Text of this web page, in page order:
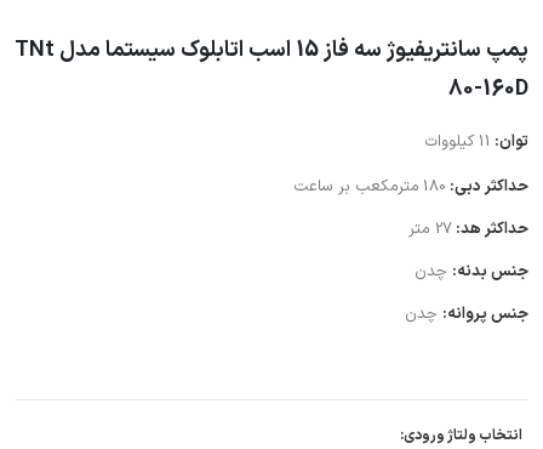
پمپ سانتریفیوژ سه فاز 15 اسب اتابلوک سیستما مدل TNt
80-160D
توان: 11 کیلووات
حداکثر دبی: 180 مترمکعب بر ساعت
حداکثر هد: 27 متر
جنس بدنه: چدن
جنس پروانه: چدن
انتخاب ولتاژ ورودی: